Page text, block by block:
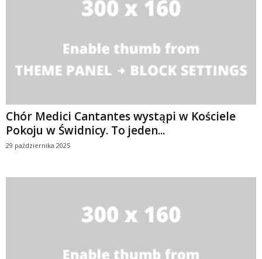
Chór Medici Cantantes wystąpi w Kościele
Pokoju w Świdnicy. To jeden...
29 października 2025